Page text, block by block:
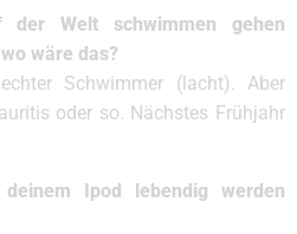
Welt schwimmen gehen
wäre das?
Schwimmer (lacht). Aber
oder so. Nächstes Frühjahr
Ipod lebendig werden